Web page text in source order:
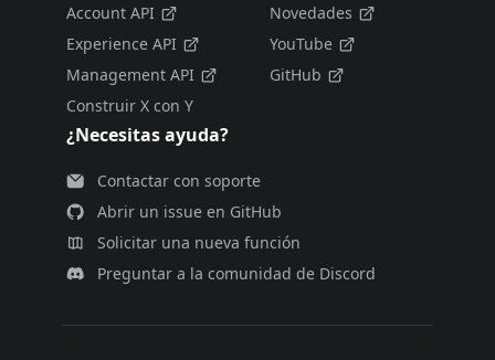
Account API
Experience API
Management API
Construir X con Y
Novedades
YouTube
GitHub
¿Necesitas ayuda?
Contactar con soporte
Abrir un issue en GitHub
Solicitar una nueva función
Preguntar a la comunidad de Discord